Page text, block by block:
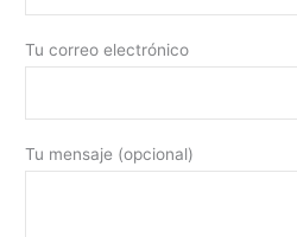
Tu correo electrónico
Tu mensaje (opcional)